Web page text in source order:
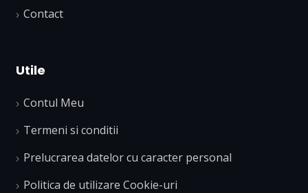
Contact
Utile
Contul Meu
Termeni si conditii
Prelucrarea datelor cu caracter personal
Politica de utilizare Cookie-uri